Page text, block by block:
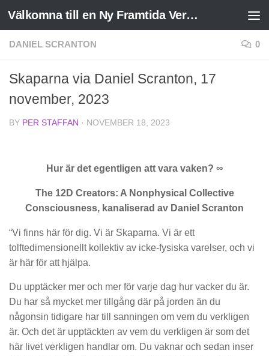
Skip to content Välkomna till en Ny Framtida Verklighet
DANIEL SCRANTON 0
Skaparna via Daniel Scranton, 17
november, 2023
BY PER STAFFAN · NOVEMBER 18, 2023
Hur är det egentligen att vara vaken? ∞
The 12D Creators: A Nonphysical Collective
Consciousness, kanaliserad av Daniel Scranton
“Vi finns här för dig. Vi är Skaparna. Vi är ett
tolftedimensionellt kollektiv av icke-fysiska varelser, och vi
är här för att hjälpa.
Du upptäcker mer och mer för varje dag hur vacker du är.
Du har så mycket mer tillgång där på jorden än du
någonsin tidigare har till sanningen om vem du verkligen
är. Och det är upptäckten av vem du verkligen är som det
här livet verkligen handlar om. Du vaknar och sedan inser